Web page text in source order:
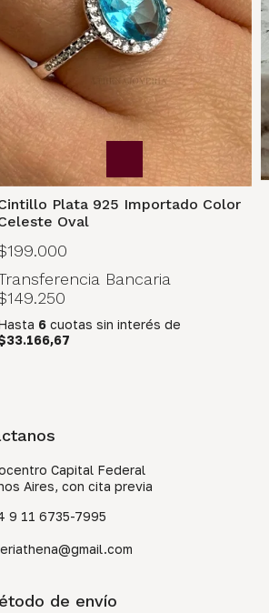
Plata 925 Importado Color
Oval
Bancaria
6 cuotas sin interés de
Capital Federal
Aires, con cita previa
9 11 6735-7995
de envío